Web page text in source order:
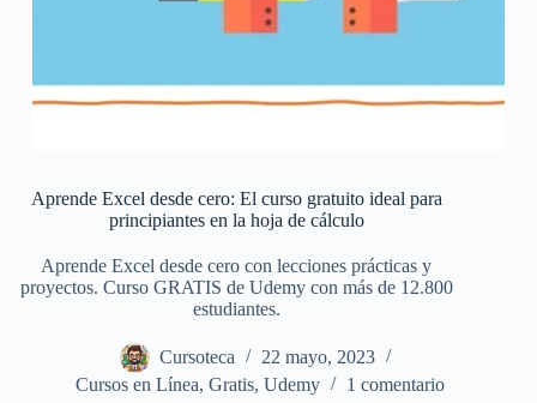
Aprende Excel desde cero: El curso gratuito ideal para
principiantes en la hoja de cálculo
Aprende Excel desde cero con lecciones prácticas y
proyectos. Curso GRATIS de Udemy con más de 12.800
estudiantes.
Cursoteca
22 mayo, 2023
Cursos en Línea,Gratis,Udemy 1 comentario